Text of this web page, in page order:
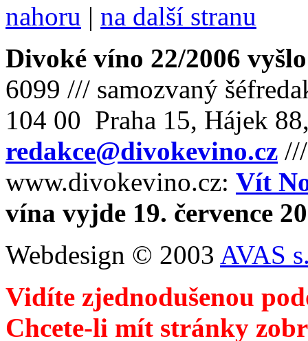
nahoru | na další stranu
Divoké víno 22/2006
6099 /// samozvaný
104 00 Praha 15, Hájek
redakce@divokevino.cz
www.divokevino.cz: Vít
vína vyjde 19. července
Webdesign © 2003 AVAS
Vidíte zjednodušenou
Chcete-li mít stránky